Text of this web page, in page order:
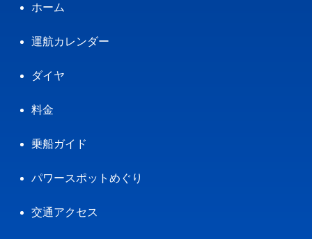
ホーム
運航カレンダー
ダイヤ
料金
乗船ガイド
パワースポットめぐり
交通アクセス